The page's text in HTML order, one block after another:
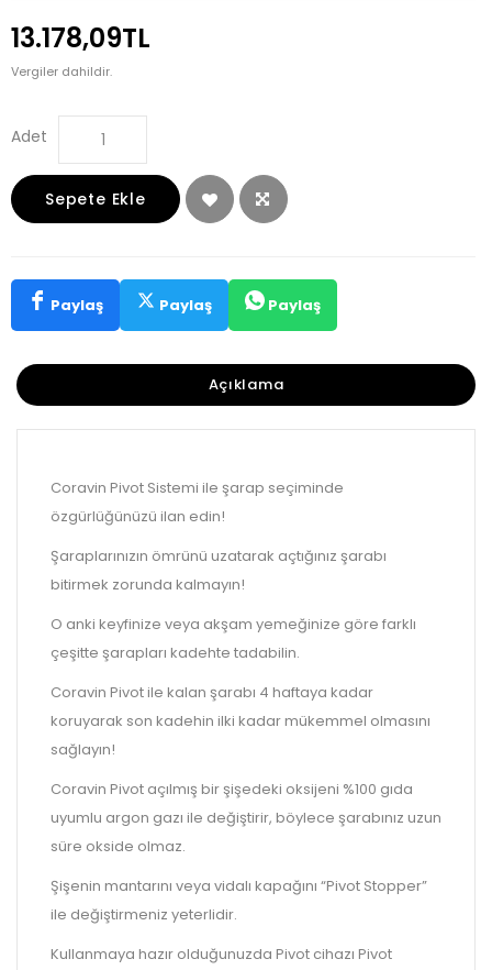
13.178,09TL
Vergiler dahildir.
Adet
Sepete Ekle
Paylaş Paylaş Paylaş
Açıklama
Coravin Pivot Sistemi ile şarap seçiminde
özgürlüğünüzü ilan edin!
Şaraplarınızın ömrünü uzatarak açtığınız şarabı
bitirmek zorunda kalmayın!
O anki keyfinize veya akşam yemeğinize göre farklı
çeşitte şarapları kadehte tadabilin.
Coravin Pivot ile kalan şarabı 4 haftaya kadar
koruyarak son kadehin ilki kadar mükemmel olmasını
sağlayın!
Coravin Pivot açılmış bir şişedeki oksijeni %100 gıda
uyumlu argon gazı ile değiştirir, böylece şarabınız uzun
süre okside olmaz.
Şişenin mantarını veya vidalı kapağını “Pivot Stopper”
ile değiştirmeniz yeterlidir.
Kullanmaya hazır olduğunuzda Pivot cihazı Pivot